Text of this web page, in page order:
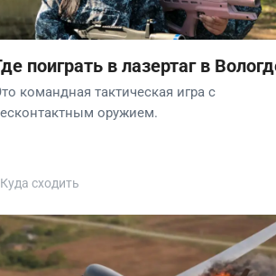
поиграть в лазертаг в
командная тактическая игра с
оружием.
Куда сходить